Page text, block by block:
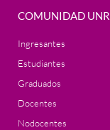
COMUNIDAD UNR
Ingresantes
Estudiantes
Graduados
Docentes
Nodocentes